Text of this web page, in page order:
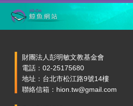
財團法人彭明敏文教基金會
電話：02-25175680
地址：台北市松江路9號14樓
聯絡信箱：hion.tw@gmail.com